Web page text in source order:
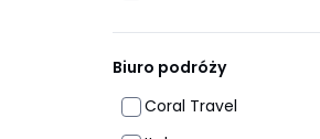
Biuro podróży
Coral Travel